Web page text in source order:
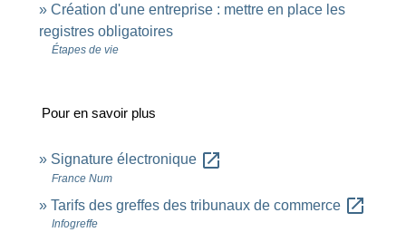
Création d'une entreprise : mettre en place les
registres obligatoires
Étapes de vie
Pour en savoir plus
Signature électronique open_in_new
France Num
Tarifs des greffes des tribunaux de commerce open_in_new
Infogreffe